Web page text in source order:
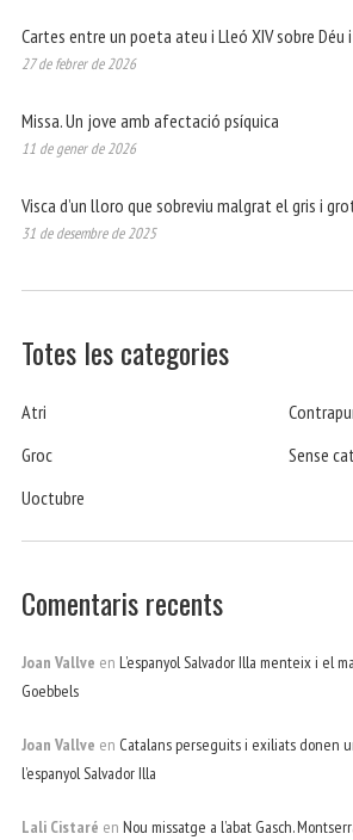
Cartes entre un poeta ateu i Lleó XIV sobre Déu
27 de febrer de 2026
Missa. Un jove amb afectació psíquica
11 de gener de 2026
Visca d’un lloro que sobreviu malgrat el gris i
31 de desembre de 2025
Totes les categories
Atri
Groc
Sense
Uoctubre
Comentaris recents
Joan Vallve en L’espanyol Salvador Illa menteix i el
Goebbels
Joan Vallve en Catalans perseguits i exiliats donen
l’espanyol Salvador Illa
Lali Cistaré en Nou missatge a l’abat Gasch.